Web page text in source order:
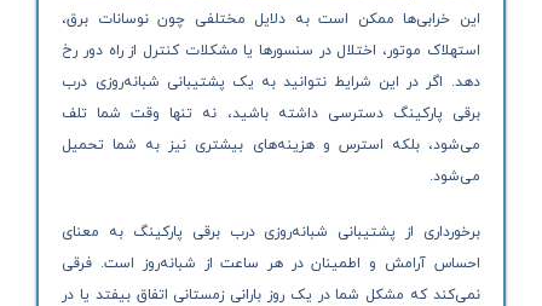
این خرابی‌ها ممکن است به دلایل مختلفی چون نوسانات برق،
استهلاک موتور، اختلال در سنسورها یا مشکلات کنترل از راه دور رخ
دهد. اگر در این شرایط نتوانید به یک پشتیبانی شبانه‌روزی درب
برقی پارکینگ دسترسی داشته باشید، نه تنها وقت شما تلف
می‌شود، بلکه استرس و هزینه‌های بیشتری نیز به شما تحمیل
می‌شود.
برخورداری از پشتیبانی شبانه‌روزی درب برقی پارکینگ به معنای
احساس آرامش و اطمینان در هر ساعت از شبانه‌روز است. فرقی
نمی‌کند که مشکل شما در یک روز بارانی زمستانی اتفاق بیفتد یا در